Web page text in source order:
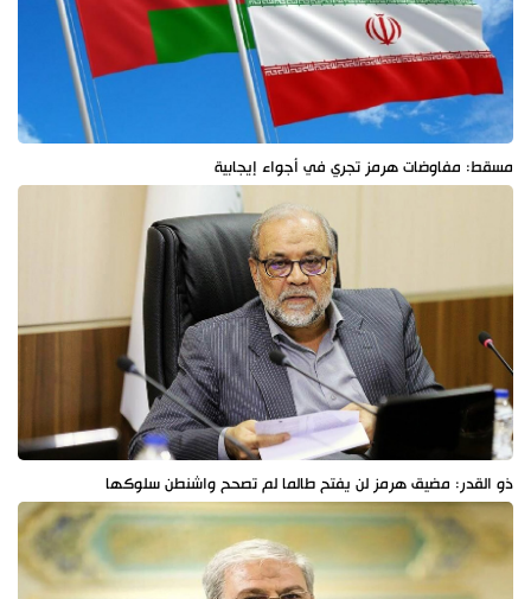
مسقط: مفاوضات هرمز تجري في أجواء إيجابية
ذو القدر: مضيق هرمز لن يفتح طالما لم تصحح واشنطن سلوكها